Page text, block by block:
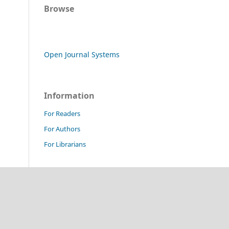
Browse
Open Journal Systems
Information
For Readers
For Authors
For Librarians